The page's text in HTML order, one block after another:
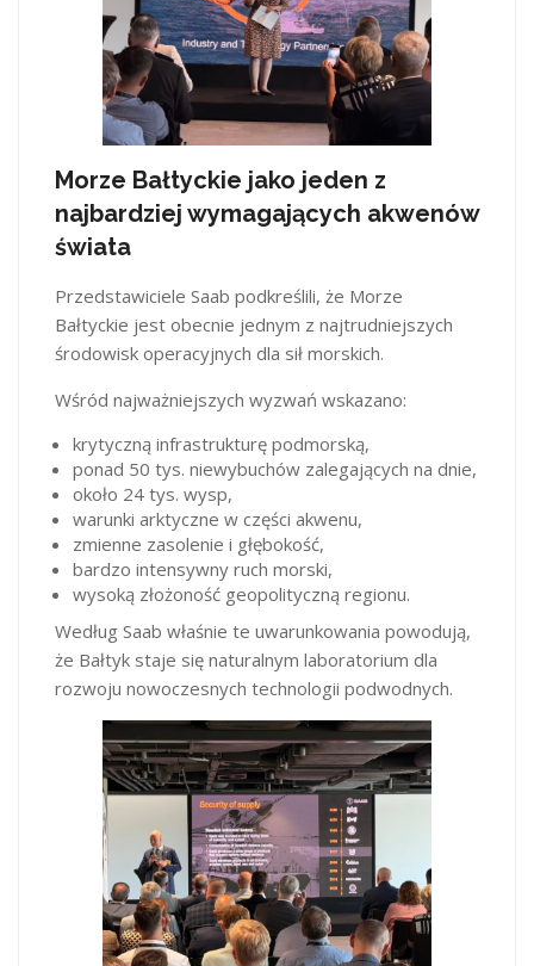
Morze Bałtyckie jako jeden z
najbardziej wymagających akwenów
świata
Przedstawiciele Saab podkreślili, że Morze
Bałtyckie jest obecnie jednym z najtrudniejszych
środowisk operacyjnych dla sił morskich.
Wśród najważniejszych wyzwań wskazano:
krytyczną infrastrukturę podmorską,
ponad 50 tys. niewybuchów zalegających na dnie,
około 24 tys. wysp,
warunki arktyczne w części akwenu,
zmienne zasolenie i głębokość,
bardzo intensywny ruch morski,
wysoką złożoność geopolityczną regionu.
Według Saab właśnie te uwarunkowania powodują,
że Bałtyk staje się naturalnym laboratorium dla
rozwoju nowoczesnych technologii podwodnych.